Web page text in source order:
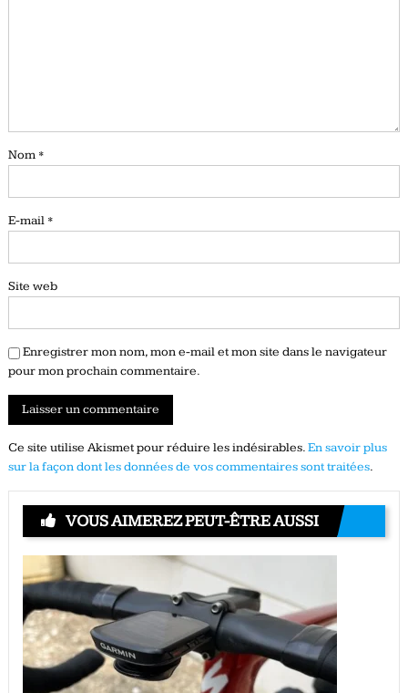
Nom *
E-mail *
Site web
Enregistrer mon nom, mon e-mail et mon site dans le navigateur
pour mon prochain commentaire.
Ce site utilise Akismet pour réduire les indésirables.En savoir plus
sur la façon dont les données de vos commentaires sont traitées.
VOUS AIMEREZ PEUT-ÊTRE AUSSI